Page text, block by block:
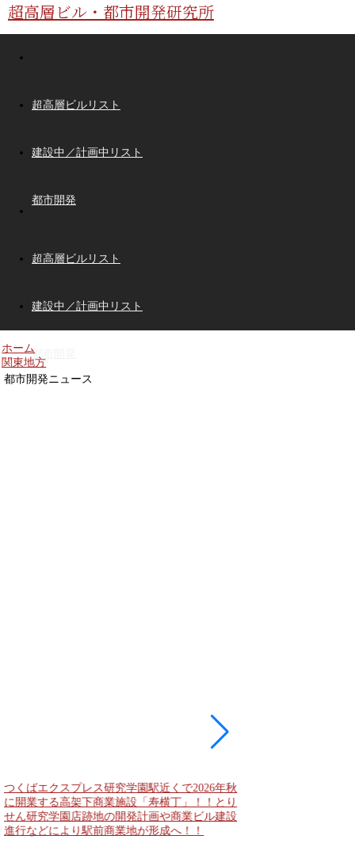
超高層ビル・都市開発研究所
超高層ビルリスト
建設中／計画中リスト
都市開発
超高層ビルリスト
建設中／計画中リスト
都市開発
ホーム
関東地方
都市開発ニュース
つくばエクスプレス研究学園駅近くで2026年秋
に開業する高架下商業施設「寿横丁」！！とり
せん研究学園店跡地の開発計画や商業ビル建設
進行などにより駅前商業地が形成へ！！